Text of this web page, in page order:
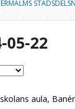
22
aula,